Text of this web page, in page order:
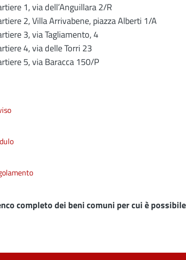
1, via dell’Anguillara 2/R
2, Villa Arrivabene, piazza Alberti 1/A
3, via Tagliamento, 4
4, via delle Torri 23
5, via Baracca 150/P
completo dei beni comuni per cui è